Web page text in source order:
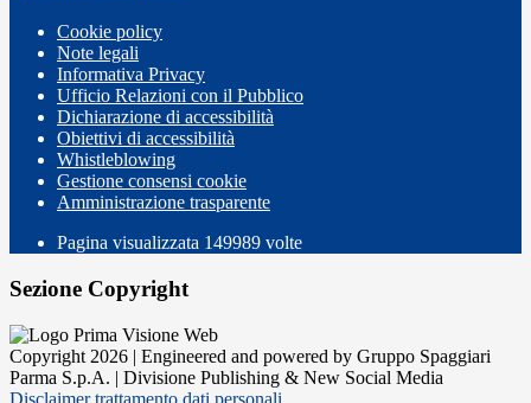
Cookie policy
Note legali
Informativa Privacy
Ufficio Relazioni con il Pubblico
Dichiarazione di accessibilità
Obiettivi di accessibilità
Whistleblowing
Gestione consensi cookie
Amministrazione trasparente
Pagina visualizzata 149989 volte
Sezione Copyright
Copyright 2026 | Engineered and powered by Gruppo Spaggiari
Parma S.p.A. | Divisione Publishing & New Social Media
Disclaimer trattamento dati personali